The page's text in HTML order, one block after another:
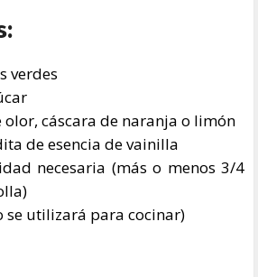
verdes
olor, cáscara de naranja o limón
de esencia de vainilla
necesaria (más o menos 3/4
se utilizará para cocinar)